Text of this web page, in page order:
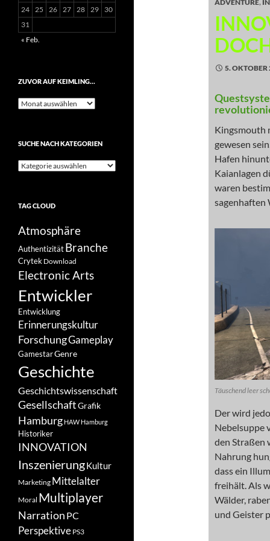
ADVENTURE,
5. OKTOBER
Kingsmouth
gewesen
Hafen
Kaianlagen
waren
sagenhaften
Täuschend leer
Der wird
Nebelsuppe
den Straßen
Nahrung
dass ein
freihält. Als
Wälder,
und Geister
24 25 26 27 28 29
30
31
« Feb.
ZUVOR AUF KEIMLING…
Zuvor
SUCHE NACH KATEGORIEN
Suche
TAG CLOUD
Atmosphäre
Authentizität Branche
Crytek Download
Electronic Arts
Entwickler
Entwicklung
Erinnerungskultur
ForschungGameplay
GamestarGenre
Geschichte
Geschichtswissenschaft
GesellschaftGrafik
Hamburg HAW Hamburg
Historiker
INNOVATION
InszenierungKultur
Marketing Mittelalter
Moral Multiplayer
Narration PC
Perspektive PS3